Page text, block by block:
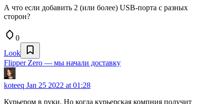
А что если добавить 2 (или более) USB-порта с разных
сторон?
0
Look
Flipper Zero — мы начали доставку
koteeq Jan 25 2022 at 01:28
Курьером в руки. Но когда курьерская компния получит